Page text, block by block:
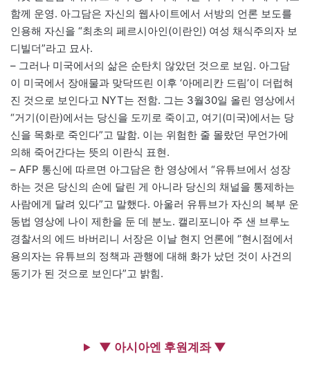
함께 운영. 아그담은 자신의 웹사이트에서 서방의 언론 보도를
인용해 자신을 “최초의 페르시아인(이란인) 여성 채식주의자 보
디빌더”라고 묘사.
– 그러나 미국에서의 삶은 순탄치 않았던 것으로 보임. 아그담
이 미국에서 장애물과 맞닥뜨린 이후 ‘아메리칸 드림’이 더럽혀
진 것으로 보인다고 NYT는 전함. 그는 3월30일 올린 영상에서
“거기(이란)에서는 당신을 도끼로 죽이고, 여기(미국)에서는 당
신을 목화로 죽인다”고 말함. 이는 위험한 줄 몰랐던 무언가에
의해 죽어간다는 뜻의 이란식 표현.
– AFP 통신에 따르면 아그담은 한 영상에서 “유튜브에서 성장
하는 것은 당신의 손에 달린 게 아니라 당신의 채널을 통제하는
사람에게 달려 있다”고 말했다. 아울러 유튜브가 자신의 복부 운
동법 영상에 나이 제한을 둔 데 분노. 캘리포니아 주 샌 브루노
경찰서의 에드 바버리니 서장은 이날 현지 언론에 “현시점에서
용의자는 유튜브의 정책과 관행에 대해 화가 났던 것이 사건의
동기가 된 것으로 보인다”고 밝힘.
▼ 아시아엔 후원계좌 ▼